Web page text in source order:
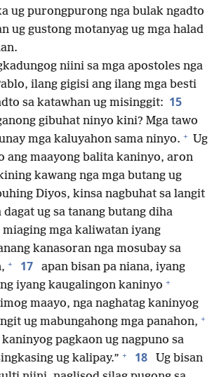
ug purongpurong nga bulak ngadto
ug gustong motanyag ug mga halad
niini sa mga apostoles nga
ilang gigisi ang ilang mga besti
sa katawhan ug misinggit: 15
gibuhat ninyo kini? Mga tawo
mga kaluyahon sama ninyo. + Ug
ang maayong balita kaninyo, aron
kawang nga mga butang ug
Diyos, kinsa nagbuhat sa langit
dagat ug sa tanang butang diha
miaging mga kaliwatan iyang
kanasoran nga mosubay sa
+ 17
apan bisan pa niana, iyang
iyang kaugalingon kaninyo +
maayo, nga naghatag kaninyog
ug mabungahong mga panahon, +
pagkaon ug nagpuno sa
ug kalipay.” + 18
Ug bisan